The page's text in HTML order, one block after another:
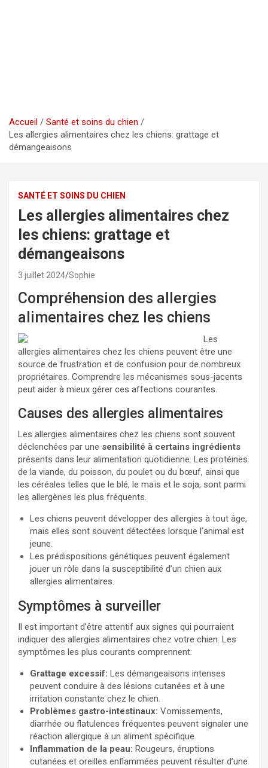
Accueil
Santé et soins du chien
Les allergies alimentaires chez les chiens: grattage et
démangeaisons
SANTÉ ET SOINS DU CHIEN
Les allergies alimentaires chez
les chiens: grattage et
démangeaisons
3 juillet 2024 Sophie
Compréhension des allergies
alimentaires chez les chiens
Les
allergies alimentaires chez les chiens peuvent être une
source de frustration et de confusion pour de nombreux
propriétaires. Comprendre les mécanismes sous-jacents
peut aider à mieux gérer ces affections courantes.
Causes des allergies alimentaires
Les allergies alimentaires chez les chiens sont souvent
déclenchées par une sensibilité à certains ingrédients
présents dans leur alimentation quotidienne. Les protéines
de la viande, du poisson, du poulet ou du bœuf, ainsi que
les céréales telles que le blé, le maïs et le soja, sont parmi
les allergènes les plus fréquents.
Les chiens peuvent développer des allergies à tout âge,
mais elles sont souvent détectées lorsque l’animal est
jeune.
Les prédispositions génétiques peuvent également
jouer un rôle dans la susceptibilité d’un chien aux
allergies alimentaires.
Symptômes à surveiller
Il est important d’être attentif aux signes qui pourraient
indiquer des allergies alimentaires chez votre chien. Les
symptômes les plus courants comprennent:
Grattage excessif: Les démangeaisons intenses
peuvent conduire à des lésions cutanées et à une
irritation constante chez le chien.
Problèmes gastro-intestinaux: Vomissements,
diarrhée ou flatulences fréquentes peuvent signaler une
réaction allergique à un aliment spécifique.
Inflammation de la peau: Rougeurs, éruptions
cutanées et oreilles enflammées peuvent résulter d’une